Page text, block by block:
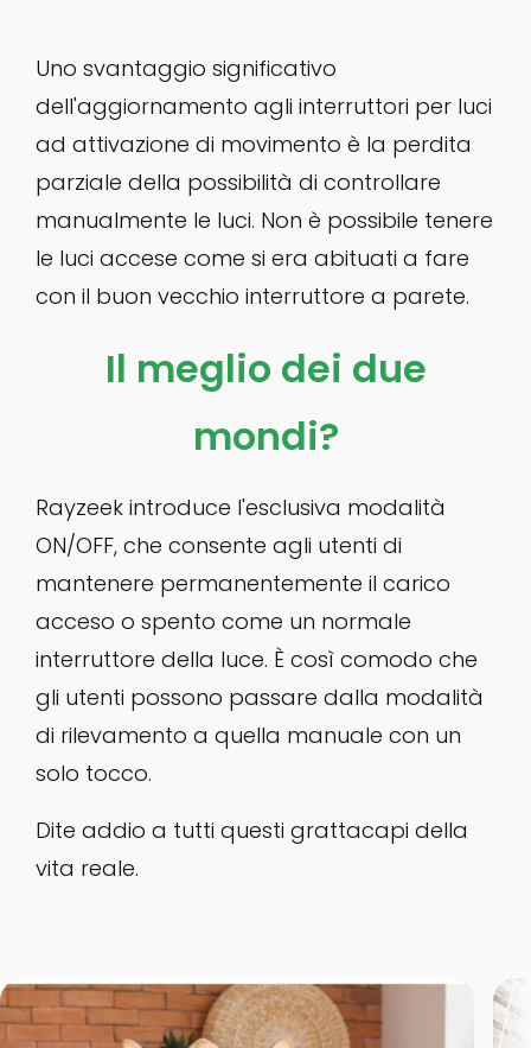
Uno svantaggio significativo
dell'aggiornamento agli interruttori per luci
ad attivazione di movimento è la perdita
parziale della possibilità di controllare
manualmente le luci. Non è possibile tenere
le luci accese come si era abituati a fare
con il buon vecchio interruttore a parete.
Il meglio dei due
mondi?
Rayzeek introduce l'esclusiva modalità
ON/OFF, che consente agli utenti di
mantenere permanentemente il carico
acceso o spento come un normale
interruttore della luce. È così comodo che
gli utenti possono passare dalla modalità
di rilevamento a quella manuale con un
solo tocco.
Dite addio a tutti questi grattacapi della
vita reale.